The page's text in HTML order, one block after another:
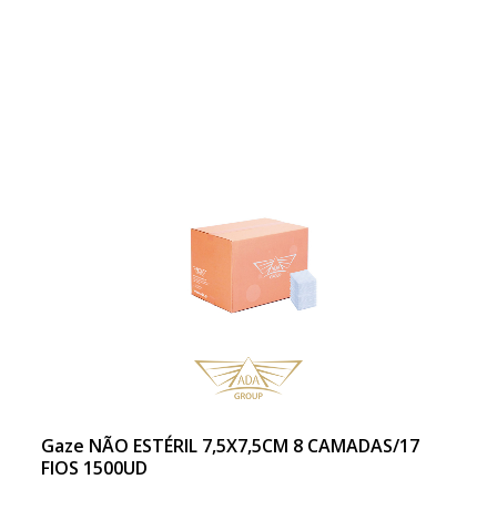
Gaze NÃO ESTÉRIL 7,5X7,5CM 8 CAMADAS/17
FIOS 1500UD